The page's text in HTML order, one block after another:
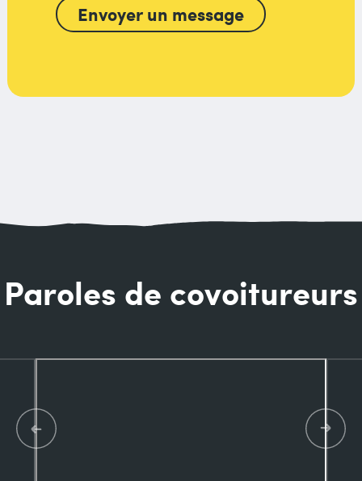
Envoyer un message
Paroles de covoitureurs